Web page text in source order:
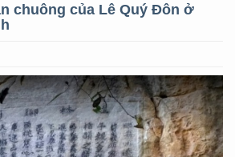
chuông của Lê Quý Đôn ở